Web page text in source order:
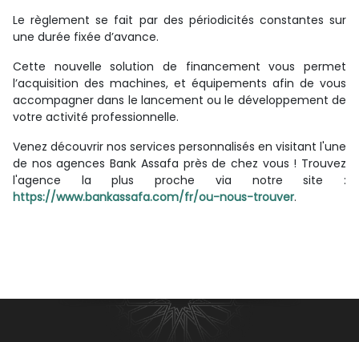
Le règlement se fait par des périodicités constantes sur
une durée fixée d’avance.
Cette nouvelle solution de financement vous permet
l’acquisition des machines, et équipements afin de vous
accompagner dans le lancement ou le développement de
votre activité professionnelle.
Venez découvrir nos services personnalisés en visitant l'une
de nos agences Bank Assafa près de chez vous ! Trouvez
l'agence la plus proche via notre site :
https://www.bankassafa.com/fr/ou-nous-trouver.